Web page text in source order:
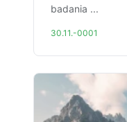
badania ...
30.11.-0001